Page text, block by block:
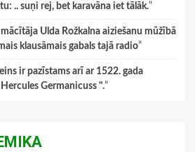
.. suņi rej, bet karavāna iet tālāk.”
Ulda Rožkalna aiziešanu mūžībā
klausāmais gabals tajā radio”
ir pazīstams arī ar 1522. gada
Germanicuss ".”